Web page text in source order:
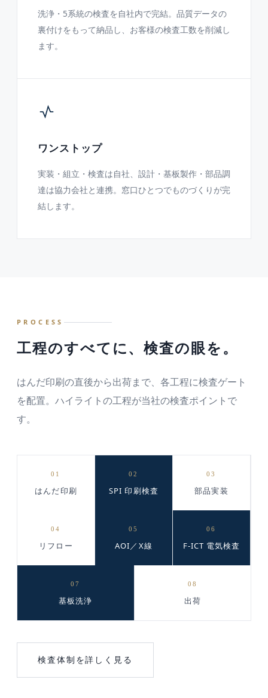
洗浄・5系統の検査を自社内で完結。品質データの
裏付けをもって納品し、お客様の検査工数を削減し
ます。
ワンストップ
実装・組立・検査は自社、設計・基板製作・部品調
達は協力会社と連携。窓口ひとつでものづくりが完
結します。
PROCESS
工程のすべてに、検査の眼を。
はんだ印刷の直後から出荷まで、各工程に検査ゲート
を配置。ハイライトの工程が当社の検査ポイントで
す。
01
はんだ印刷
02
SPI 印刷検査
03
部品実装
04
リフロー
05
AOI／X線
06
F-ICT 電気検査
07
基板洗浄
08
出荷
検査体制を詳しく見る